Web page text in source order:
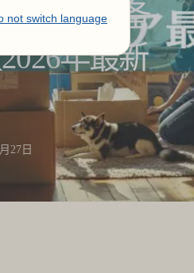
择与准备
年最新
27日
not switch language